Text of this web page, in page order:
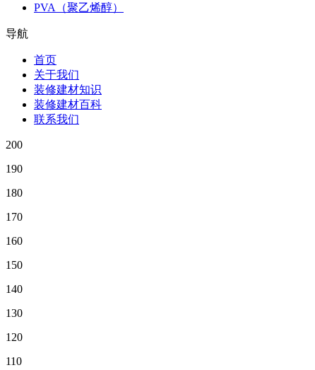
PVA（聚乙烯醇）
导航
首页
关于我们
装修建材知识
装修建材百科
联系我们
200
190
180
170
160
150
140
130
120
110